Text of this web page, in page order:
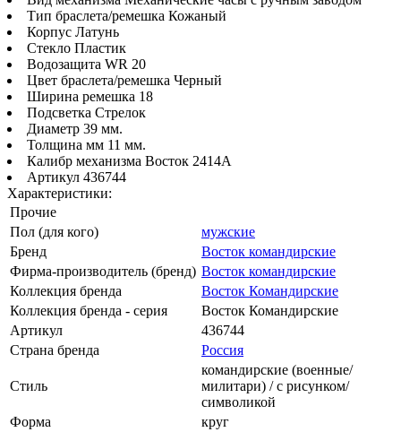
Тип браслета/ремешка Кожаный
Корпус Латунь
Стекло Пластик
Водозащита WR 20
Цвет браслета/ремешка Черный
Ширина ремешка 18
Подсветка Стрелок
Диаметр 39 мм.
Толщина мм 11 мм.
Калибр механизма Восток 2414А
Артикул 436744
Характеристики:
Прочие
Пол (для кого)
мужские
Бренд
Восток командирские
Фирма-производитель (бренд) Восток командирские
Коллекция бренда
Восток Командирские
Коллекция бренда - серия
Восток Командирские
Артикул
436744
Страна бренда
Россия
Стиль
командирские (военные/
милитари) / с рисунком/
символикой
Форма
круг